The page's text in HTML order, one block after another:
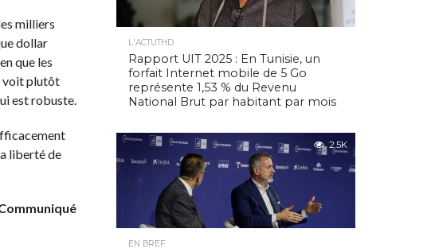
milliers
dollar
que les
voit plutôt
est robuste.
liberté de
L'ACTUTHD
Rapport UIT 2025 : En Tunisie, un
forfait Internet mobile de 5 Go
représente 1,53 % du Revenu
National Brut par habitant par mois
2.5K
EN BREF